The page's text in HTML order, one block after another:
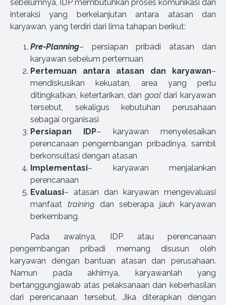
sebelumnya, IDP membutuhkan proses komunikasi dan
interaksi yang berkelanjutan antara atasan dan
karyawan, yang terdiri dari lima tahapan berikut:
Pre-Planning– persiapan pribadi atasan dan
karyawan sebelum pertemuan
Pertemuan antara atasan dan karyawan–
mendiskusikan kekuatan, area yang perlu
ditingkatkan, ketertarikan, dan goaldari karyawan
tersebut, sekaligus kebutuhan perusahaan
sebagai organisasi
Persiapan IDP– karyawan menyelesaikan
perencanaan pengembangan pribadinya, sambil
berkonsultasi dengan atasan
Implementasi– karyawan menjalankan
perencanaan
Evaluasi– atasan dan karyawan mengevaluasi
manfaat training dan seberapa jauh karyawan
berkembang.
Pada awalnya, IDP atau perencanaan
pengembangan pribadi memang disusun oleh
karyawan dengan bantuan atasan dan perusahaan.
Namun pada akhirnya, karyawanlah yang
bertanggungjawab atas pelaksanaan dan keberhasilan
dari perencanaan tersebut. Jika diterapkan dengan